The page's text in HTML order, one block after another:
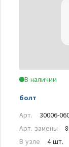
В наличии
болт
Арт.
30006-
Арт. замены
В узле
4 шт.